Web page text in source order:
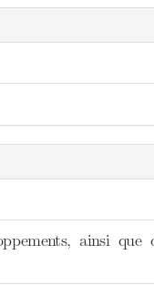
ainsi